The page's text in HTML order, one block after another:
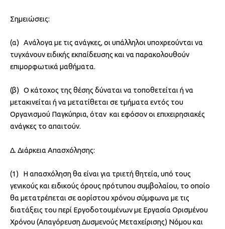
Σημειώσεις:
(α) Ανάλογα με τις ανάγκες, οι υπάλληλοι υποχρεούνται να
τυγχάνουν ειδικής εκπαίδευσης και να παρακολουθούν
επιμορφωτικά μαθήματα.
(β) Ο κάτοχος της θέσης δύναται να τοποθετείται ή να
μετακινείται ή να μετατίθεται σε τμήματα εντός του
Οργανισμού Παγκύπρια, όταν και εφόσον οι επιχειρησιακές
ανάγκες το απαιτούν.
Δ. Διάρκεια Απασχόλησης:
(1) Η απασχόληση θα είναι για τριετή θητεία, υπό τους
γενικούς και ειδικούς όρους πρότυπου συμβολαίου, το οποίο
θα μετατρέπεται σε αορίστου χρόνου σύμφωνα με τις
διατάξεις του περί Εργοδοτουμένων με Εργασία Ορισμένου
Χρόνου (Απαγόρευση Δυσμενούς Μεταχείρισης) Νόμου και